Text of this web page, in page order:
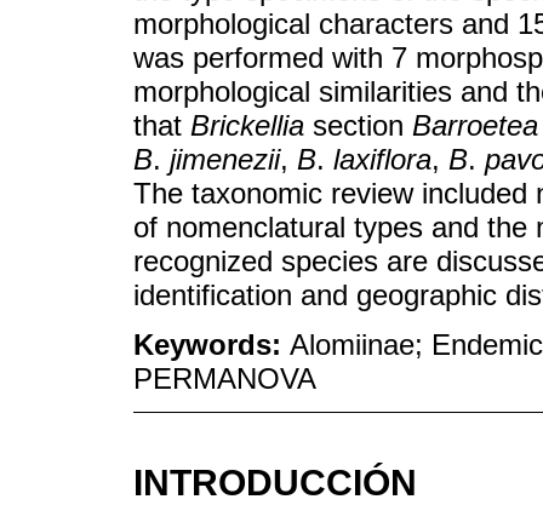
morphological characters and
was performed with 7
morphological similarities and
that Brickellia section Barroetea
B. jimenezii, B. laxiflora, B.
The taxonomic review included
of nomenclatural types and the
recognized species are
identification and geographic
Keywords: Alomiinae;
PERMANOVA
INTRODUCCIÓN